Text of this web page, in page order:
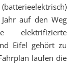
auf den Weg
elektrifizierte
Eifel gehört zu
laufen die